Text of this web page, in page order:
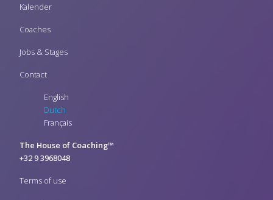
Kalender
Coaches
Jobs & Stages
Contact
English
Dutch
Français
The House of Coaching™
+32 9 3968048
Terms of use